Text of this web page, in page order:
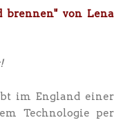
von Lena
im England einer
Technologie per